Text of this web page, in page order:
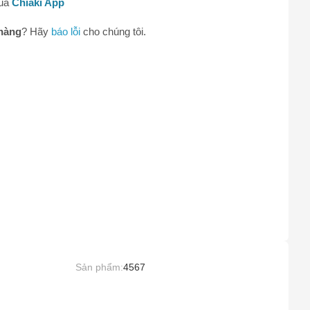
Chiaki App
? Hãy báo lỗi cho chúng tôi.
Sản phẩm:4567